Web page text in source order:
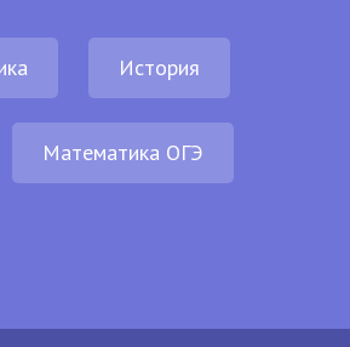
История
Математика ОГЭ